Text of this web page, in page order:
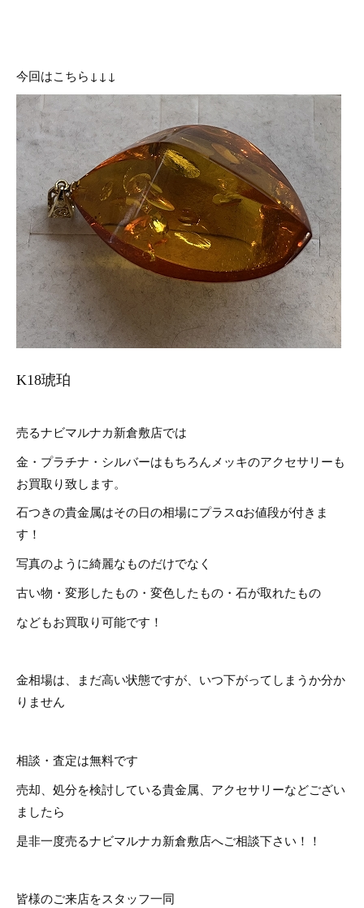
今回はこちら↓↓↓
K18琥珀
売るナビマルナカ新倉敷店では
金・プラチナ・シルバーはもちろんメッキのアクセサリーも
お買取り致します。
石つきの貴金属はその日の相場にプラスαお値段が付きま
す！
写真のように綺麗なものだけでなく
古い物・変形したもの・変色したもの・石が取れたもの
などもお買取り可能です！
金相場は、まだ高い状態ですが、いつ下がってしまうか分か
りません
相談・査定は無料です
売却、処分を検討している貴金属、アクセサリーなどござい
ましたら
是非一度売るナビマルナカ新倉敷店へご相談下さい！！
皆様のご来店をスタッフ一同